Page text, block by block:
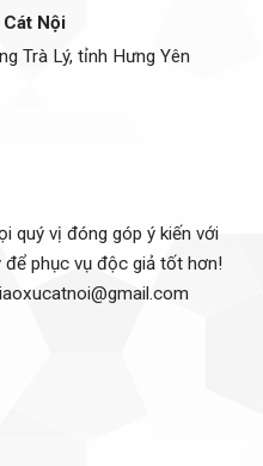
Nội
Trà Lý, tỉnh Hưng Yên
quý vị đóng góp ý kiến với
phục vụ độc giả tốt hơn!